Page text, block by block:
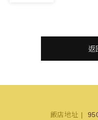
返
飯店地址